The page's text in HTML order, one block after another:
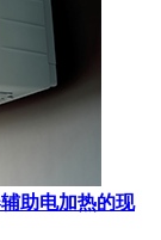
助电加热的现